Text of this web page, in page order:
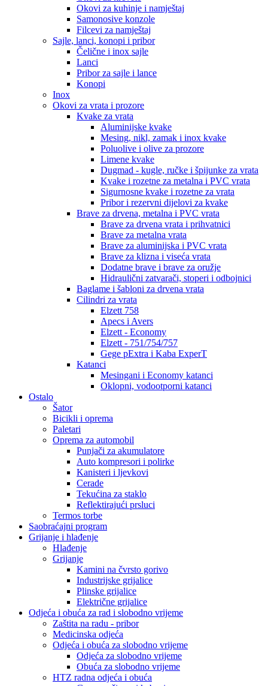
Okovi za kuhinje i namještaj
Samonosive konzole
Filcevi za namještaj
Sajle, lanci, konopi i pribor
Čelične i inox sajle
Lanci
Pribor za sajle i lance
Konopi
Inox
Okovi za vrata i prozore
Kvake za vrata
Aluminijske kvake
Mesing, nikl, zamak i inox kvake
Poluolive i olive za prozore
Limene kvake
Dugmad - kugle, ručke i špijunke za vrata
Kvake i rozetne za metalna i PVC vrata
Sigurnosne kvake i rozetne za vrata
Pribor i rezervni dijelovi za kvake
Brave za drvena, metalna i PVC vrata
Brave za drvena vrata i prihvatnici
Brave za metalna vrata
Brave za aluminijska i PVC vrata
Brave za klizna i viseća vrata
Dodatne brave i brave za oružje
Hidraulični zatvarači, stoperi i odbojnici
Baglame i šabloni za drvena vrata
Cilindri za vrata
Elzett 758
Apecs i Avers
Elzett - Economy
Elzett - 751/754/757
Gege pExtra i Kaba ExperT
Katanci
Mesingani i Economy katanci
Oklopni, vodootporni katanci
Ostalo
Šator
Bicikli i oprema
Paletari
Oprema za automobil
Punjači za akumulatore
Auto kompresori i polirke
Kanisteri i ljevkovi
Cerade
Tekućina za staklo
Reflektirajući prsluci
Termos torbe
Saobraćajni program
Grijanje i hlađenje
Hlađenje
Grijanje
Kamini na čvrsto gorivo
Industrijske grijalice
Plinske grijalice
Električne grijalice
Odjeća i obuća za rad i slobodno vrijeme
Zaštita na radu - pribor
Medicinska odjeća
Odjeća i obuća za slobodno vrijeme
Odjeća za slobodno vrijeme
Obuća za slobodno vrijeme
HTZ radna odjeća i obuća